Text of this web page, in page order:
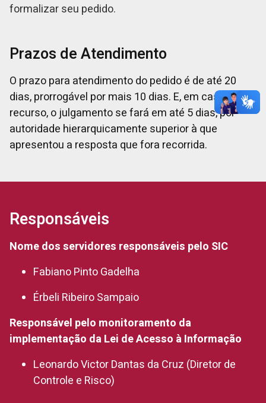
formalizar seu pedido.
Prazos de Atendimento
O prazo para atendimento do pedido é de até 20
dias, prorrogável por mais 10 dias. E, em caso de
recurso, o julgamento se fará em até 5 dias, por
autoridade hierarquicamente superior à que
apresentou a resposta que fora recorrida.
Responsáveis
Nome dos servidores responsáveis pelo SIC
Fabiano Pinto Gadelha
Érbeli Ribeiro Sampaio
Responsável pelo monitoramento da
implementação da Lei de Acesso à Informação
Leonardo Victor Dantas da Cruz (Diretor de
Controle e Risco)